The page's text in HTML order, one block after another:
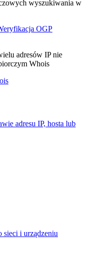
wyszukiwania w
OGP
adresów IP nie
Whois
adresu IP, hosta lub
sieci i urządzeniu